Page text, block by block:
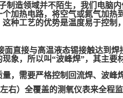
制造领域并不陌生，我们电脑
加热电路，将空气或氮气加热
种工艺的优势是温度易于控制
直接与高温液态锡接触达到
象，所以叫“波峰焊”，其主要
，需要严格控制回流焊、波峰
右）全覆盖的测氧仪表来全程